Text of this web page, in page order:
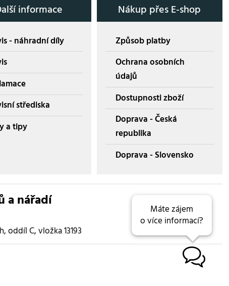
informace
- náhradní díly
střediska
a tipy
Nákup přes E-shop
Způsob platby
Ochrana osobních
údajů
Dostupnosti zboží
Doprava - Česká
republika
Doprava - Slovensko
a nářadí
C, vložka 13193
Máte zájem
o více informací?
B